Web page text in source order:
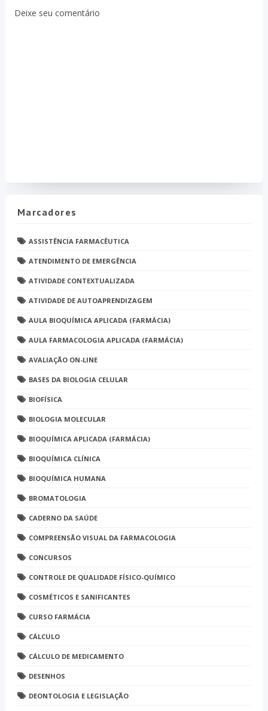
Deixe seu comentário
Marcadores
ASSISTÊNCIA FARMACÊUTICA
ATENDIMENTO DE EMERGÊNCIA
ATIVIDADE CONTEXTUALIZADA
ATIVIDADE DE AUTOAPRENDIZAGEM
AULA BIOQUÍMICA APLICADA (FARMÁCIA)
AULA FARMACOLOGIA APLICADA (FARMÁCIA)
AVALIAÇÃO ON-LINE
BASES DA BIOLOGIA CELULAR
BIOFÍSICA
BIOLOGIA MOLECULAR
BIOQUÍMICA APLICADA (FARMÁCIA)
BIOQUÍMICA CLÍNICA
BIOQUÍMICA HUMANA
BROMATOLOGIA
CADERNO DA SAÚDE
COMPREENSÃO VISUAL DA FARMACOLOGIA
CONCURSOS
CONTROLE DE QUALIDADE FÍSICO-QUÍMICO
COSMÉTICOS E SANIFICANTES
CURSO FARMÁCIA
CÁLCULO
CÁLCULO DE MEDICAMENTO
DESENHOS
DEONTOLOGIA E LEGISLAÇÃO